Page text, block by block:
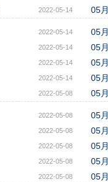
2022-05-14 05
2022-05-14 05
2022-05-14 05
2022-05-14 05
2022-05-14 05
2022-05-08 05
2022-05-08 05
2022-05-08 05
2022-05-08 05
2022-05-08 05
2022-05-08 05